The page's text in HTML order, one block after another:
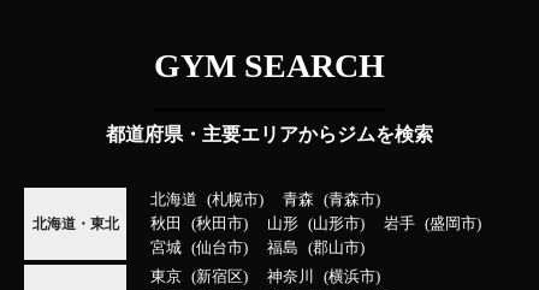
GYM SEARCH
都道府県・主要エリアからジムを検索
北海道・東北
北海道 札幌市 青森
青森市
秋田
秋田市 山形 山形市 岩手
盛岡市
宮城
仙台市 福島 郡山市
東京 新宿区 神奈川
横浜市